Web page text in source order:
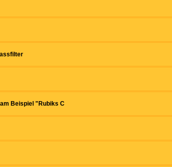
Beispiel "Rubiks C